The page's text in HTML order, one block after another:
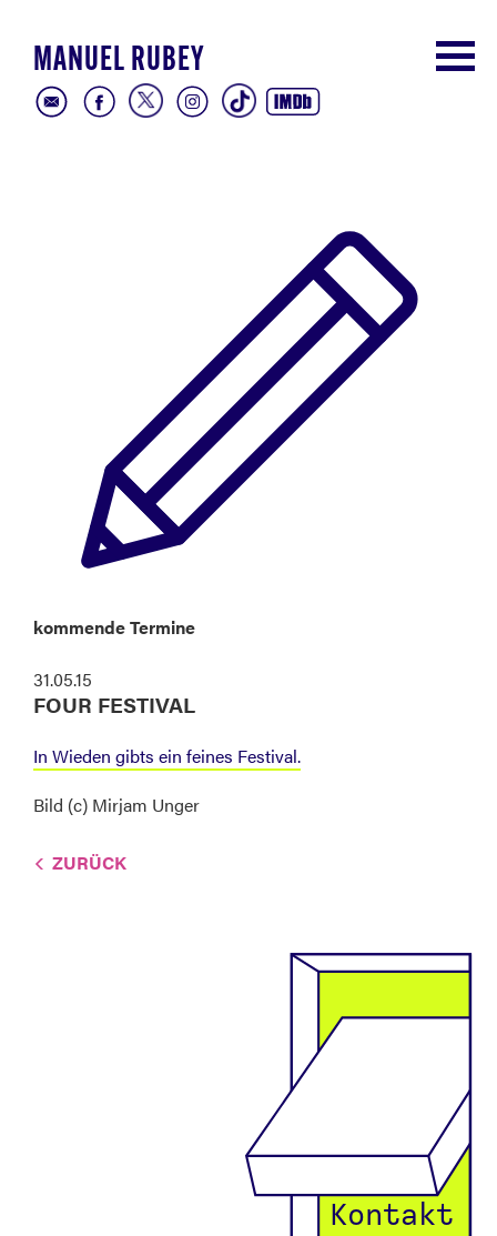
MANUEL RUBEY
kommende Termine
31.05.15
FOUR FESTIVAL
In Wieden gibts ein feines Festival.
Bild (c) Mirjam Unger
ZURÜCK
Kontakt